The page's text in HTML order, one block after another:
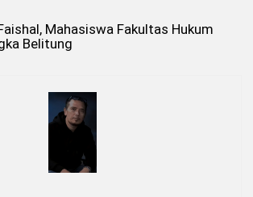
Mahasiswa Fakultas Hukum
Belitung